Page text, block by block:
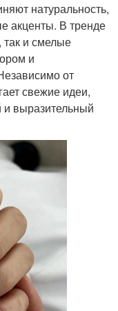
натуральность,
акценты. В тренде
и смелые
и
от
свежие идеи,
выразительный